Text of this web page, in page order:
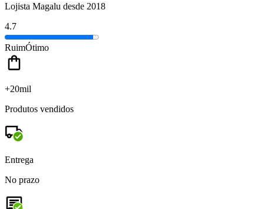
Lojista Magalu desde 2018
4.7
RuimÓtimo
+20mil
Produtos vendidos
Entrega
No prazo